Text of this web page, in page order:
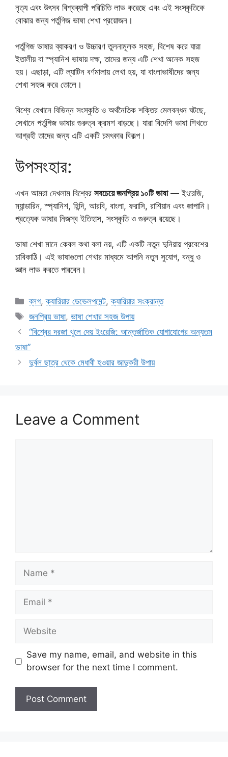
নৃত্য এবং উৎসব বিশ্বব্যাপী পরিচিতি লাভ করেছে এবং এই সংস্কৃতিকে
বোঝার জন্য পর্তুগিজ ভাষা শেখা প্রয়োজন।
পর্তুগিজ ভাষার ব্যাকরণ ও উচ্চারণ তুলনামূলক সহজ, বিশেষ করে যারা
ইতালীয় বা স্প্যানিশ ভাষায় দক্ষ, তাদের জন্য এটি শেখা অনেক সহজ
হয়। এছাড়া, এটি ল্যাটিন বর্ণমালায় লেখা হয়, যা বাংলাভাষীদের জন্য
শেখা সহজ করে তোলে।
বিশ্বে যেখানে বিভিন্ন সংস্কৃতি ও অর্থনৈতিক শক্তির মেলবন্ধন ঘটছে,
সেখানে পর্তুগিজ ভাষার গুরুত্ব ক্রমশ বাড়ছে। যারা বিদেশি ভাষা শিখতে
আগ্রহী তাদের জন্য এটি একটি চমৎকার বিকল্প।
উপসংহার:
এখন আমরা দেখলাম বিশ্বের সবচেয়ে জনপ্রিয় ১০টি ভাষা— ইংরেজি,
ম্যান্ডারিন, স্প্যানিশ, হিন্দি, আরবি, বাংলা, ফরাসি, রাশিয়ান এবং জাপানি।
প্রত্যেক ভাষার নিজস্ব ইতিহাস, সংস্কৃতি ও গুরুত্ব রয়েছে।
ভাষা শেখা মানে কেবল কথা বলা নয়, এটি একটি নতুন দুনিয়ায় প্রবেশের
চাবিকাঠি। এই ভাষাগুলো শেখার মাধ্যমে আপনি নতুন সুযোগ, বন্ধু ও
জ্ঞান লাভ করতে পারবেন।
Categories
ব্লগ,ক্যারিয়ার ডেভেলপমেন্ট,ক্যারিয়ার সংক্রান্ত
Tags
জনপ্রিয় ভাষা,ভাষা শেখার সহজ উপায়
“বিশ্বের দরজা খুলে দেয় ইংরেজি: আন্তর্জাতিক যোগাযোগের অন্যতম
ভাষা”
দুর্বল ছাত্র থেকে মেধাবী হওয়ার জাদুকরী উপায়
Leave a Comment
Name
Email
Website
Save my name, email, and website in this
browser for the next time I comment.